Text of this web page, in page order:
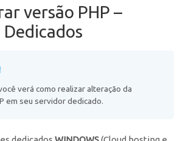
versão PHP –
verá como realizar alteração da
em seu servidor dedicado.